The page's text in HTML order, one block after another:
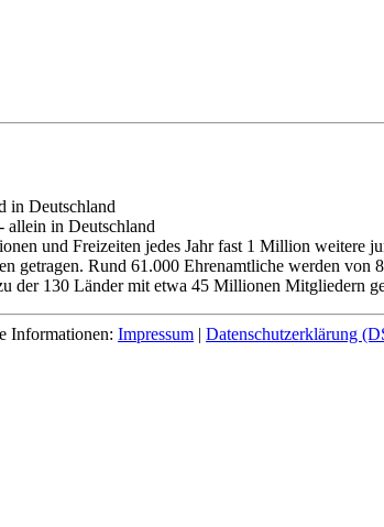
in Deutschland
allein in Deutschland
und Freizeiten jedes Jahr fast 1 Million weitere
Rund 61.000 Ehrenamtliche werden von
der 130 Länder mit etwa 45 Millionen Mitgliedern
Informationen: Impressum | Datenschutzerklärung